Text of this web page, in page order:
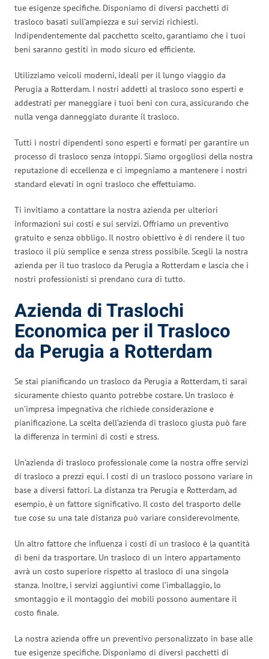
tue esigenze specifiche. Disponiamo di diversi pacchetti di
trasloco basati sull’ampiezza e sui servizi richiesti.
Indipendentemente dal pacchetto scelto, garantiamo che i tuoi
beni saranno gestiti in modo sicuro ed efficiente.
Utilizziamo veicoli moderni, ideali per il lungo viaggio da
Perugia a Rotterdam. I nostri addetti al trasloco sono esperti e
addestrati per maneggiare i tuoi beni con cura, assicurando che
nulla venga danneggiato durante il trasloco.
Tutti i nostri dipendenti sono esperti e formati per garantire un
processo di trasloco senza intoppi. Siamo orgogliosi della nostra
reputazione di eccellenza e ci impegniamo a mantenere i nostri
standard elevati in ogni trasloco che effettuiamo.
Ti invitiamo a contattare la nostra azienda per ulteriori
informazioni sui costi e sui servizi. Offriamo un preventivo
gratuito e senza obbligo. Il nostro obiettivo è di rendere il tuo
trasloco il più semplice e senza stress possibile. Scegli la nostra
azienda per il tuo trasloco da Perugia a Rotterdam e lascia che i
nostri professionisti si prendano cura di tutto.
Azienda di Traslochi
Economica per il Trasloco
da Perugia a Rotterdam
Se stai pianificando un trasloco da Perugia a Rotterdam, ti sarai
sicuramente chiesto quanto potrebbe costare. Un trasloco è
un’impresa impegnativa che richiede considerazione e
pianificazione. La scelta dell’azienda di trasloco giusta può fare
la differenza in termini di costi e stress.
Un’azienda di trasloco professionale come la nostra offre servizi
di trasloco a prezzi equi. I costi di un trasloco possono variare in
base a diversi fattori. La distanza tra Perugia e Rotterdam, ad
esempio, è un fattore significativo. Il costo del trasporto delle
tue cose su una tale distanza può variare considerevolmente.
Un altro fattore che influenza i costi di un trasloco è la quantità
di beni da trasportare. Un trasloco di un intero appartamento
avrà un costo superiore rispetto al trasloco di una singola
stanza. Inoltre, i servizi aggiuntivi come l’imballaggio, lo
smontaggio e il montaggio dei mobili possono aumentare il
costo finale.
La nostra azienda offre un preventivo personalizzato in base alle
tue esigenze specifiche. Disponiamo di diversi pacchetti di